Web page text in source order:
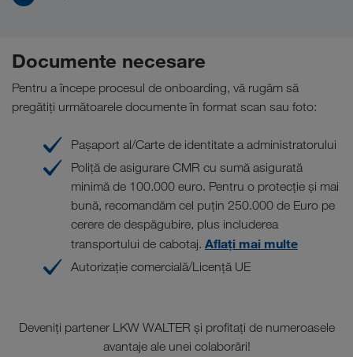
Documente necesare
Pentru a începe procesul de onboarding, vă rugăm să
pregătiți următoarele documente în format scan sau foto:
Pașaport al/Carte de identitate a administratorului
Poliță de asigurare CMR cu sumă asigurată
minimă de 100.000 euro. Pentru o protecție și mai
bună, recomandăm cel puțin 250.000 de Euro pe
cerere de despăgubire, plus includerea
transportului de cabotaj. Aflați mai multe
Autorizație comercială/Licență UE
Deveniți partener LKW WALTER și profitați de numeroasele
avantaje ale unei colaborări!